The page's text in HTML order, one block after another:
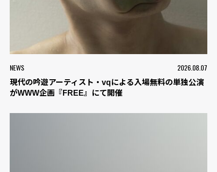
NEWS 2026.08.07
現代の吟遊アーティスト・vqによる入場無料の単独公演
がWWW企画『FREE』にて開催